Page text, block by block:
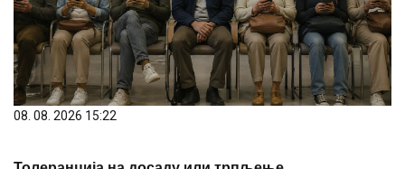
08. 08. 2026 15:22